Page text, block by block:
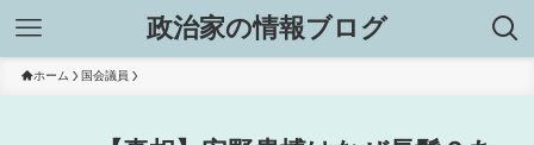
政治家の情報ブログ
ホーム 国会議員